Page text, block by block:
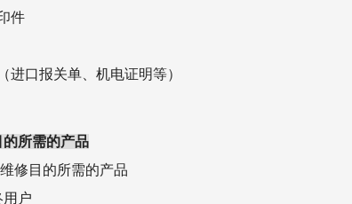
件
进口报关单、机电证明等）
的所需的产品
修目的所需的产品
用户